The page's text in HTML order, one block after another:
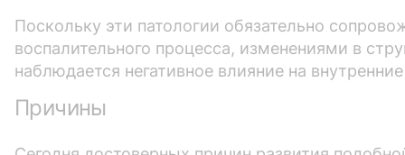
Поскольку эти патологии обязательно
воспалительного процесса, изменениями в
наблюдается негативное влияние на
Причины